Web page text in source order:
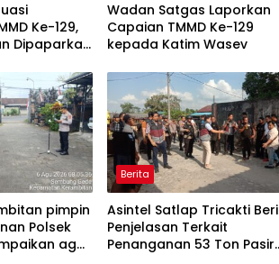
Ke-129,
Dipaparkan
Wadan Satgas Laporkan
Capaian TMMD Ke-129
kepada Katim Wasev
pimpin
Polsek
agar
Berita
Asintel Satlap Tricakti Beri
Penjelasan Terkait
Penanganan 53 Ton Pasir